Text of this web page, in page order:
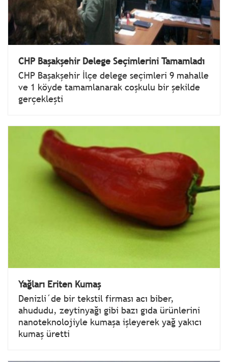
CHP Başakşehir Delege Seçimlerini Tamamladı
CHP Başakşehir İlçe delege seçimleri 9 mahalle
ve 1 köyde tamamlanarak coşkulu bir şekilde
gerçekleşti
Yağları Eriten Kumaş
Denizli´de bir tekstil firması acı biber,
ahududu, zeytinyağı gibi bazı gıda ürünlerini
nanoteknolojiyle kumaşa işleyerek yağ yakıcı
kumaş üretti